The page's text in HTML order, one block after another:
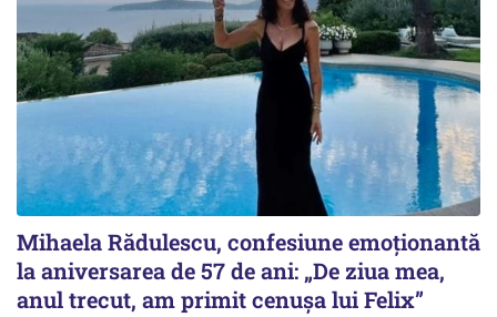
Mihaela Rădulescu, confesiune emoționantă
la aniversarea de 57 de ani: „De ziua mea,
anul trecut, am primit cenușa lui Felix”